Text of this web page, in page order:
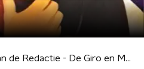
Roelof van de Redactie - De Giro en Macaroni